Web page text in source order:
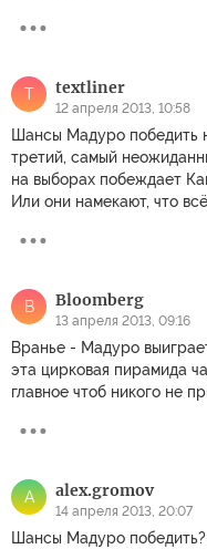
T textliner
12 апреля 2013, 10:58
Шансы Мадуро победить
третий, самый
на выборах побеждает
Или они намекают, что
B Bloomberg
13 апреля 2013, 09:16
Вранье - Мадуро
эта цирковая пирамида
главное чтоб никого не
A alex.gromov
14 апреля 2013, 20:07
Шансы Мадуро